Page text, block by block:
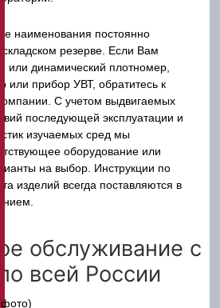
наименования постоянно
складском резерве. Если Вам
или динамический плотномер,
или прибор УВТ, обратитесь к
С учетом выдвигаемых
последующей эксплуатации и
изучаемых сред мы
оборудование или
на выбор. Инструкции по
изделий всегда поставляются в
обслуживание с
всей России